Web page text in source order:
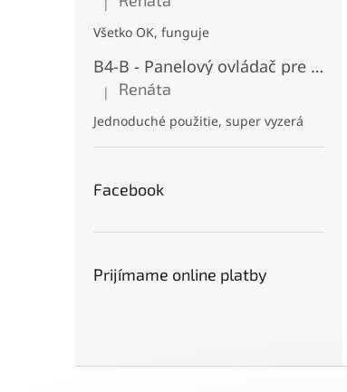
Hodnotenie produktu je 5 z 5 hviezdičiek.
Všetko OK, funguje
B4-B - Panelový ovládač pre RGB+CCT LED, Čierny, Batériový 2xAAA (3V), Magnetický, RF 2,4GHz, 4 zóny
Hodnotenie produktu je 5 z 5 hviezdičiek.
| Renáta
Jednoduché použitie, super vyzerá
Facebook
Prijímame online platby